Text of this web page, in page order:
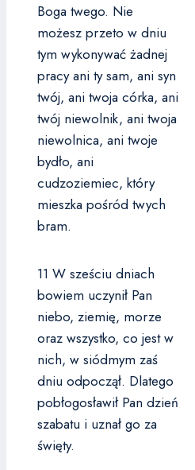
Boga twego. Nie
możesz przeto w dniu
tym wykonywać żadnej
pracy ani ty sam, ani syn
twój, ani twoja córka, ani
twój niewolnik, ani twoja
niewolnica, ani twoje
bydło, ani
cudzoziemiec, który
mieszka pośród twych
bram.
11 W sześciu dniach
bowiem uczynił Pan
niebo, ziemię, morze
oraz wszystko, co jest w
nich, w siódmym zaś
dniu odpoczął. Dlatego
pobłogosławił Pan dzień
szabatu i uznał go za
święty.